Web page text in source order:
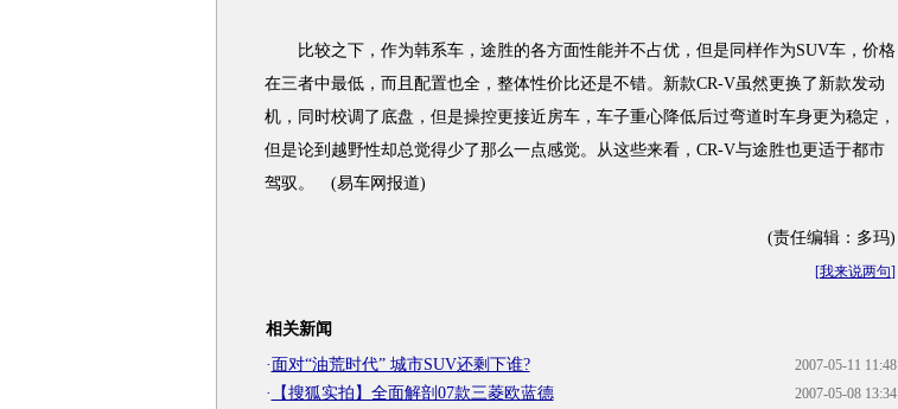
比较之下，作为韩系车，途胜的各方面性能并不占优，但是同样作为SUV车，价格
在三者中最低，而且配置也全，整体性价比还是不错。新款CR-V虽然更换了新款发动
机，同时校调了底盘，但是操控更接近房车，车子重心降低后过弯道时车身更为稳定，
但是论到越野性却总觉得少了那么一点感觉。从这些来看，CR-V与途胜也更适于都市
驾驭。 (易车网报道)
(责任编辑：多玛)
[我来说两句]
相关新闻
2007-05-11 11:48
· 面对“油荒时代” 城市SUV还剩下谁?
2007-05-08 13:34
· 【搜狐实拍】全面解剖07款三菱欧蓝德